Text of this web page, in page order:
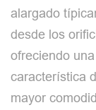
alargado
desde los
ofreciendo
característica
mayor